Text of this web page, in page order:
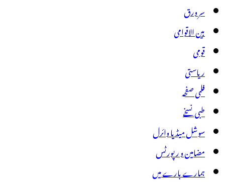
سر ورق
بین الاقوامی
قومی
ریاستی
فلمی صفحہ
طبی نسخے
سوشل میڈیا وائرل
مضامین و رپورٹس
ہمارے بارے میں